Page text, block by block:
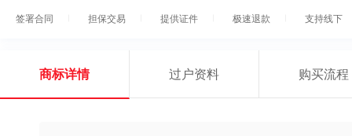
签署合同 担保交易 提供证件 极速退款 支持线下
商标详情 过户资料 购买流程